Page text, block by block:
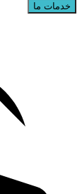
خدمات ما